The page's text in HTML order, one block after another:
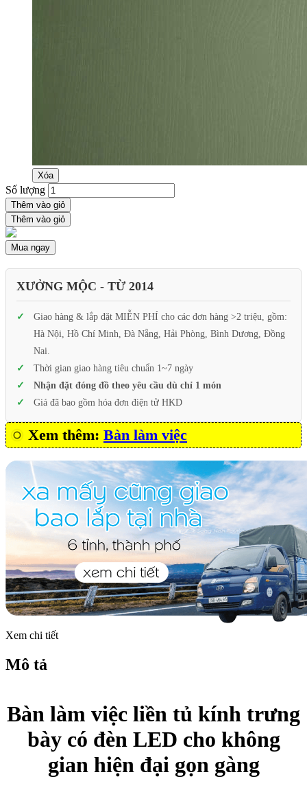
Xóa
Số lượng
Thêm vào giỏ
Thêm vào giỏ
Mua ngay
XƯỞNG MỘC - TỪ 2014
Giao hàng & lắp đặt MIỄN PHÍ cho các đơn hàng >2 triệu, gồm:
Hà Nội, Hồ Chí Minh, Đà Nẵng, Hải Phòng, Bình Dương, Đồng
Nai.
Thời gian giao hàng tiêu chuẩn 1~7 ngày
Nhận đặt đóng đồ theo yêu cầu dù chỉ 1 món
Giá đã bao gồm hóa đơn điện tử HKD
Xem thêm: Bàn làm việc
Xem chi tiết
Mô tả
Bàn làm việc liền tủ kính trưng
bày có đèn LED cho không
gian hiện đại gọn gàng